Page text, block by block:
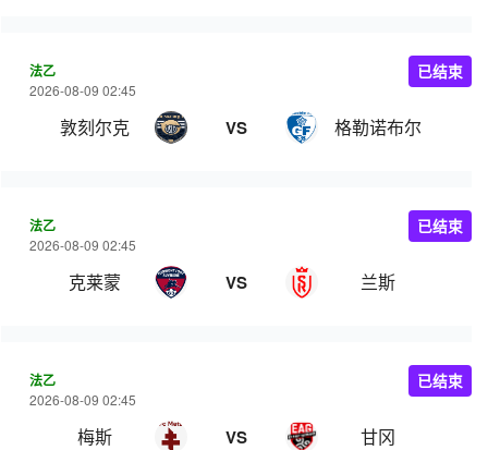
法乙
2026-08-09 02:45
敦刻尔克 VS 格勒诺布尔
已结束
法乙
2026-08-09 02:45
克莱蒙 VS 兰斯
已结束
法乙
2026-08-09 02:45
梅斯 VS 甘冈
已结束